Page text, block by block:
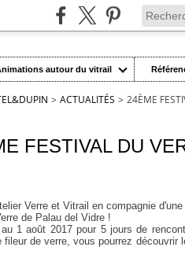
autour du vitrail
> ACTUALITÉS > 24ÈME
FESTIVAL DU
Verre et Vitrail en compagnie
de Palau del Vidre !
1 août 2017 pour 5 jours de
fileur de verre, vous pourrez